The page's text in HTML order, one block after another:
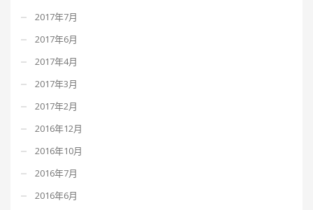
2017年7月
2017年6月
2017年4月
2017年3月
2017年2月
2016年12月
2016年10月
2016年7月
2016年6月